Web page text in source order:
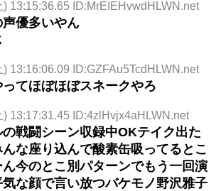
) 13:15:36.65 ID:MrEIEHvwdHLWN.net
優多いやん
13:16:06.09 ID:GZFAu5TcdHLWN.net
てほぼほぼスネークやろ
) 13:17:31.45 ID:4zlHvjx4aHLWN.net
の戦闘シーン収録中OKテイク出た
な座り込んで酸素缶吸ってるとこ
今のとこ別パターンでもう一回演
な顔で言い放つバケモノ野沢雅子